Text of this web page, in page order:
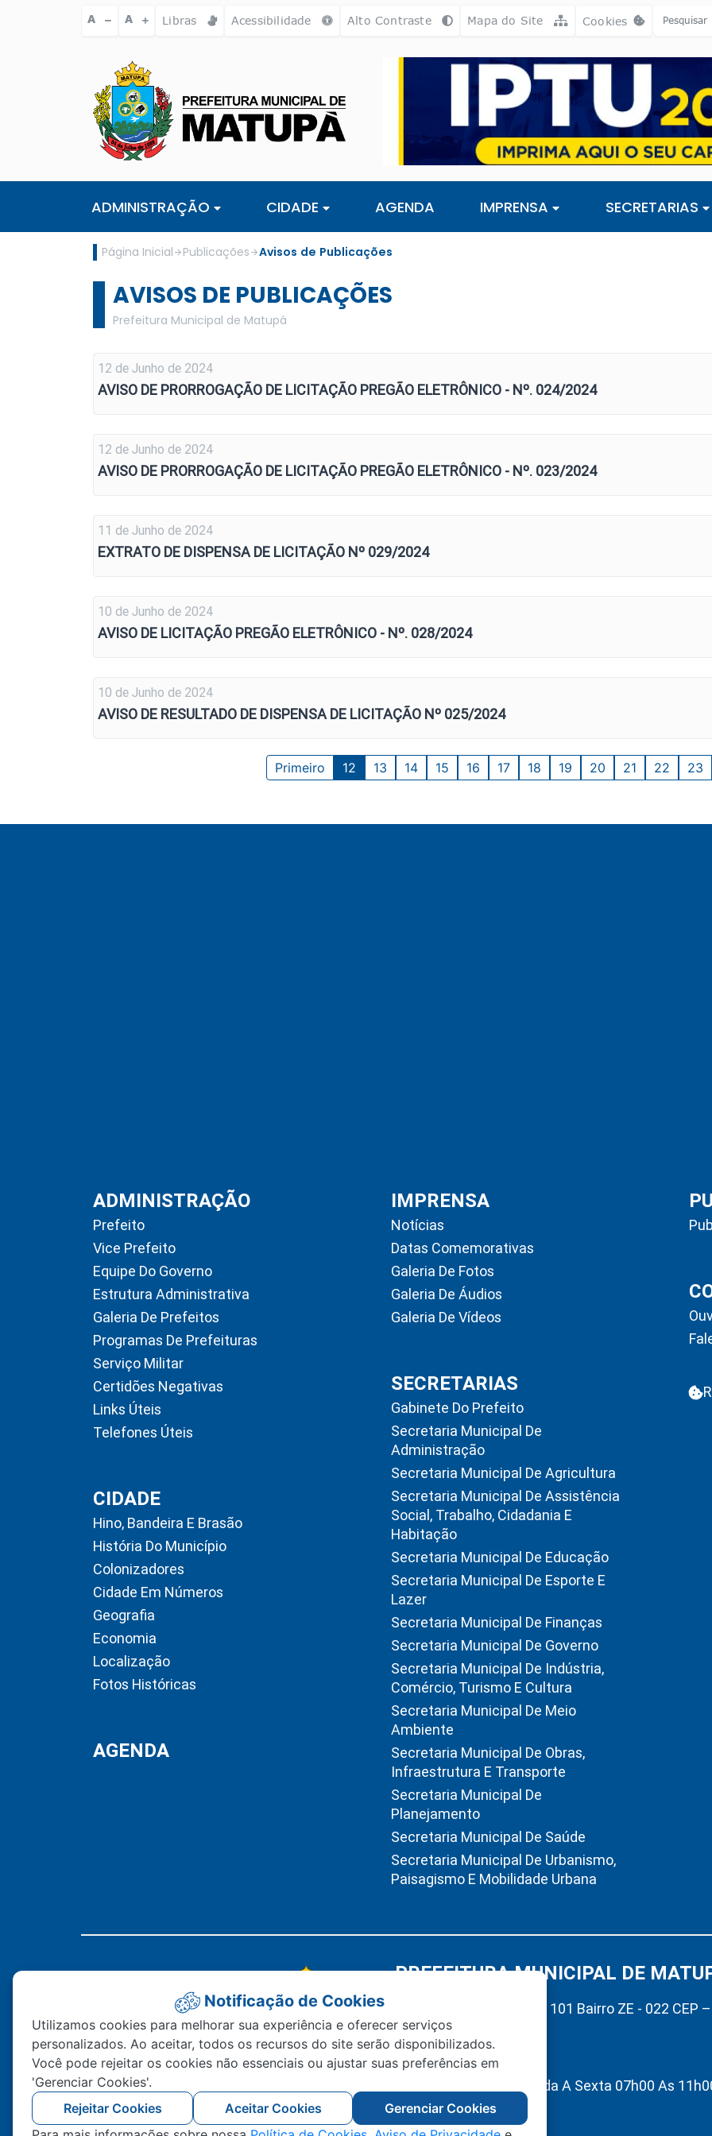
Ir para o conteúdo [alt+1] Ir para o menu [alt+2] Ir para a busca [alt+3] Ir para o rodapé [alt+4]
A A Libras Acessibilidade Alto Contraste Mapa do Site Cookies
Abrir
ADMINISTRAÇÃO CIDADE AGENDA IMPRENSA SECRETARIAS
Página Inicial Publicações Avisos de Publicações
AVISOS DE PUBLICAÇÕES
Prefeitura Municipal de Matupá
12 de Junho de 2024
AVISO DE PRORROGAÇÃO DE LICITAÇÃO PREGÃO ELETRÔNICO - Nº. 024/2024
12 de Junho de 2024
AVISO DE PRORROGAÇÃO DE LICITAÇÃO PREGÃO ELETRÔNICO - Nº. 023/2024
11 de Junho de 2024
EXTRATO DE DISPENSA DE LICITAÇÃO Nº 029/2024
10 de Junho de 2024
AVISO DE LICITAÇÃO PREGÃO ELETRÔNICO - Nº. 028/2024
10 de Junho de 2024
AVISO DE RESULTADO DE DISPENSA DE LICITAÇÃO Nº 025/2024
Primeiro 12 13 14 15 16 17 18 19 20 21 22 23
ADMINISTRAÇÃO
Prefeito
Vice Prefeito
Equipe Do Governo
Estrutura Administrativa
Galeria De Prefeitos
Programas De Prefeituras
Serviço Militar
Certidões Negativas
Links Úteis
Telefones Úteis
CIDADE
Hino, Bandeira E Brasão
História Do Município
Colonizadores
Cidade Em Números
Geografia
Economia
Localização
Fotos Históricas
AGENDA
IMPRENSA
Notícias
Datas Comemorativas
Galeria De Fotos
Galeria De Áudios
Galeria De Vídeos
SECRETARIAS
Gabinete Do Prefeito
Secretaria Municipal De
Administração
Secretaria Municipal De Agricultura
Secretaria Municipal De Assistência
Social, Trabalho, Cidadania E
Habitação
Secretaria Municipal De Educação
Secretaria Municipal De Esporte E
Lazer
Secretaria Municipal De Finanças
Secretaria Municipal De Governo
Secretaria Municipal De Indústria,
Comércio, Turismo E Cultura
Secretaria Municipal De Meio
Ambiente
Secretaria Municipal De Obras,
Infraestrutura E Transporte
Secretaria Municipal De
Planejamento
Secretaria Municipal De Saúde
Secretaria Municipal De Urbanismo,
Paisagismo E Mobilidade Urbana
PREFEITURA MUNICIPAL DE
Av. Hermínio Ometto Nº 101 Bairro ZE - 022 CEP
Matupá-MT
(66) 99222-2560
Atendimento De Segunda A Sexta 07h00 As
Interno 13h00 As 17h00
Notificação de Cookies
Utilizamos cookies para melhorar sua experiência e oferecer serviços
personalizados. Ao aceitar, todos os recursos do site serão disponibilizados.
Você pode rejeitar os cookies não essenciais ou ajustar suas preferências em
'Gerenciar Cookies'.
Rejeitar Cookies
Aceitar Cookies
Gerenciar Cookies